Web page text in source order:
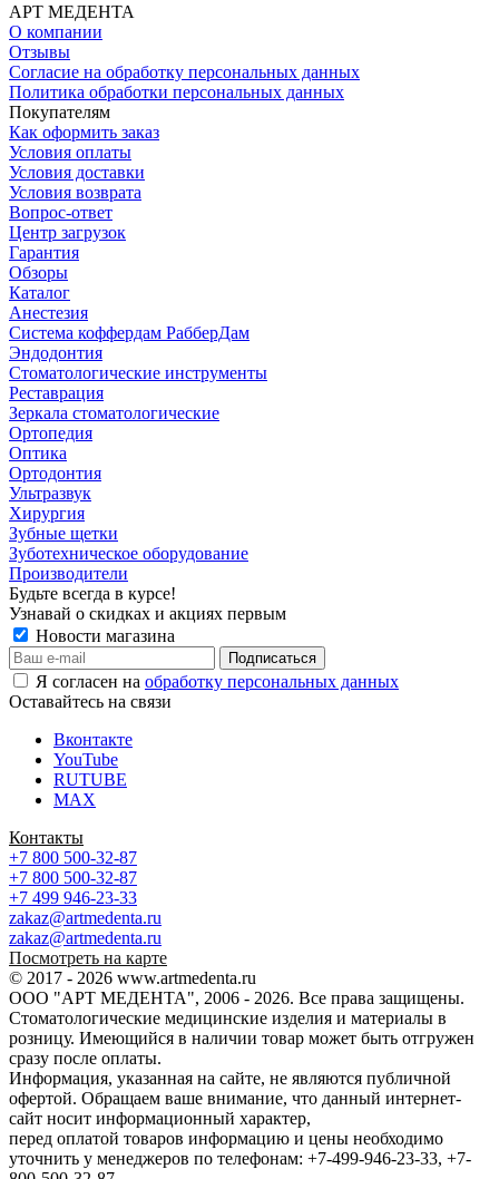
АРТ МЕДЕНТА
О компании
Отзывы
Согласие на обработку персональных данных
Политика обработки персональных данных
Покупателям
Как оформить заказ
Условия оплаты
Условия доставки
Условия возврата
Вопрос-ответ
Центр загрузок
Гарантия
Обзоры
Каталог
Анестезия
Система коффердам РабберДам
Эндодонтия
Стоматологические инструменты
Реставрация
Зеркала стоматологические
Ортопедия
Оптика
Ортодонтия
Ультразвук
Хирургия
Зубные щетки
Зуботехническое оборудование
Производители
Будьте всегда в курсе!
Узнавай о скидках и акциях первым
Новости магазина
Я согласен на обработку персональных данных
Оставайтесь на связи
Вконтакте
YouTube
RUTUBE
MAX
Контакты
+7 800 500-32-87
+7 800 500-32-87
+7 499 946-23-33
zakaz@artmedenta.ru
zakaz@artmedenta.ru
Посмотреть на карте
© 2017 - 2026 www.artmedenta.ru
ООО "АРТ МЕДЕНТА", 2006 - 2026. Все права защищены.
Стоматологические медицинские изделия и материалы в
розницу. Имеющийся в наличии товар может быть отгружен
сразу после оплаты.
Информация, указанная на сайте, не являются публичной
офертой. Обращаем ваше внимание, что данный интернет-
сайт носит информационный характер,
перед оплатой товаров информацию и цены необходимо
уточнить у менеджеров по телефонам: +7-499-946-23-33, +7-